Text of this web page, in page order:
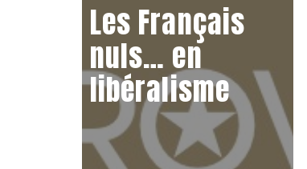
Les Français
nuls… en
libéralisme